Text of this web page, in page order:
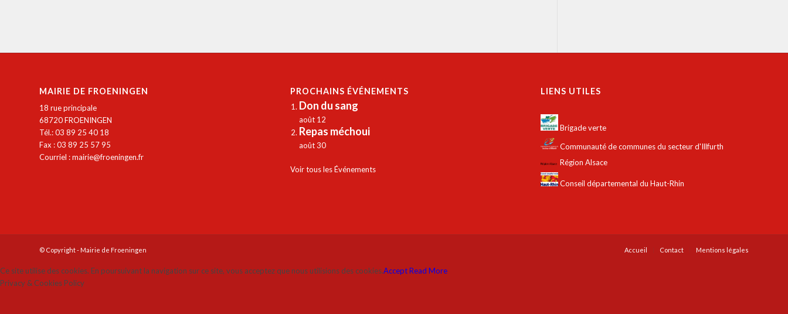
MAIRIE DE FROENINGEN
18 rue principale
68720 FROENINGEN
Tél.: 03 89 25 40 18
Fax : 03 89 25 57 95
Courriel :mairie@froeningen.fr
PROCHAINS ÉVÉNEMENTS
Don du sang
août 12
Repas méchoui
août 30
Voir tous les Événements
LIENS UTILES
Brigade verte
Communauté de communes du secteur d'Illfurth
Région Alsace
Conseil départemental du Haut-Rhin
© Copyright - Mairie de Froeningen Accueil Contact Mentions légales
Ce site utilise des cookies. En poursuivant la navigation sur ce site, vous acceptez que nous utilisions des cookies.AcceptRead More
Privacy & Cookies Policy